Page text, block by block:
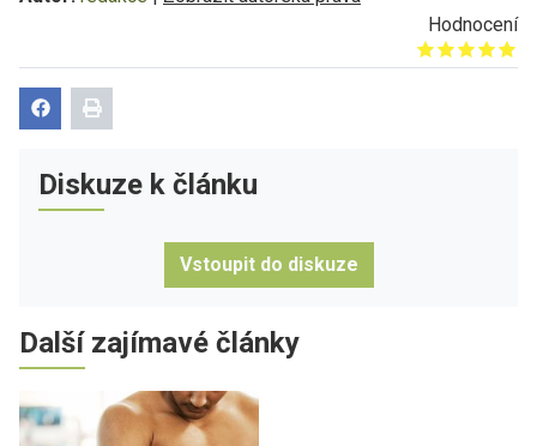
Hodnocení
Give it 1/5
Give it 2/5
Give it 3/5
Give it 4/5
Give it 5/5
Diskuze k článku
Vstoupit do diskuze
Další zajímavé články